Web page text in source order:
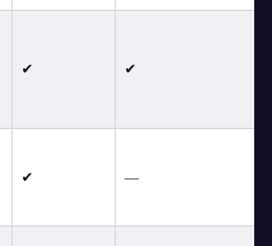
✔ ✔
✔ —